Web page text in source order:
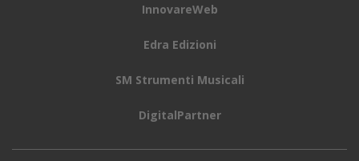
InnovareWeb
Edra Edizioni
SM Strumenti Musicali
DigitalPartner